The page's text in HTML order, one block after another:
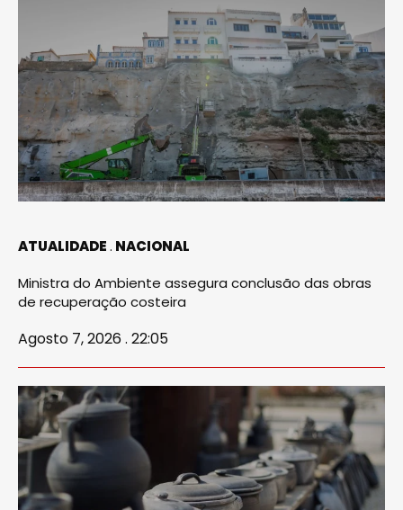
ATUALIDADE NACIONAL
Ministra do Ambiente assegura conclusão das obras
de recuperação costeira
Agosto 7, 2026 . 22:05